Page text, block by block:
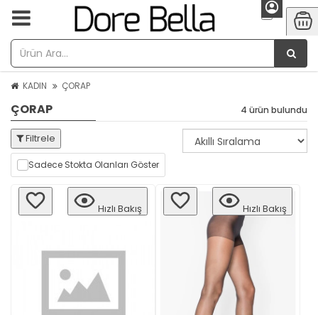
KADIN ÇORAP
ÇORAP 4 ürün bulundu
Filtrele
Sadece Stokta Olanları Göster
Hızlı Bakış Hızlı Bakış